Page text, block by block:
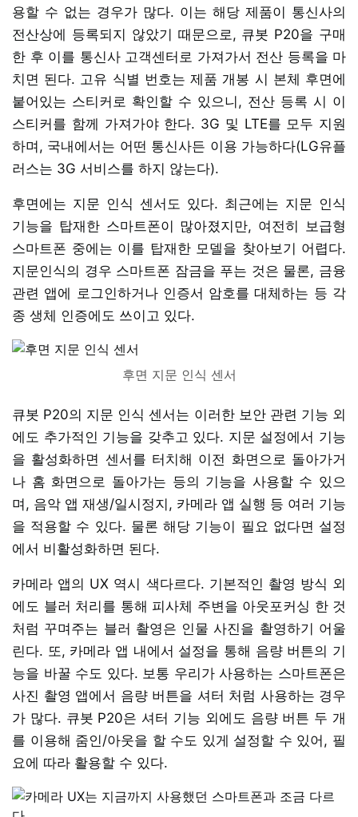
용할 수 없는 경우가 많다. 이는 해당 제품이 통신사의
전산상에 등록되지 않았기 때문으로, 큐봇 P20을 구매
한 후 이를 통신사 고객센터로 가져가서 전산 등록을 마
치면 된다. 고유 식별 번호는 제품 개봉 시 본체 후면에
붙어있는 스티커로 확인할 수 있으니, 전산 등록 시 이
스티커를 함께 가져가야 한다. 3G 및 LTE를 모두 지원
하며, 국내에서는 어떤 통신사든 이용 가능하다(LG유플
러스는 3G 서비스를 하지 않는다).
후면에는 지문 인식 센서도 있다. 최근에는 지문 인식
기능을 탑재한 스마트폰이 많아졌지만, 여전히 보급형
스마트폰 중에는 이를 탑재한 모델을 찾아보기 어렵다.
지문인식의 경우 스마트폰 잠금을 푸는 것은 물론, 금융
관련 앱에 로그인하거나 인증서 암호를 대체하는 등 각
종 생체 인증에도 쓰이고 있다.
후면 지문 인식 센서
큐봇 P20의 지문 인식 센서는 이러한 보안 관련 기능 외
에도 추가적인 기능을 갖추고 있다. 지문 설정에서 기능
을 활성화하면 센서를 터치해 이전 화면으로 돌아가거
나 홈 화면으로 돌아가는 등의 기능을 사용할 수 있으
며, 음악 앱 재생/일시정지, 카메라 앱 실행 등 여러 기능
을 적용할 수 있다. 물론 해당 기능이 필요 없다면 설정
에서 비활성화하면 된다.
카메라 앱의 UX 역시 색다르다. 기본적인 촬영 방식 외
에도 블러 처리를 통해 피사체 주변을 아웃포커싱 한 것
처럼 꾸며주는 블러 촬영은 인물 사진을 촬영하기 어울
린다. 또, 카메라 앱 내에서 설정을 통해 음량 버튼의 기
능을 바꿀 수도 있다. 보통 우리가 사용하는 스마트폰은
사진 촬영 앱에서 음량 버튼을 셔터 처럼 사용하는 경우
가 많다. 큐봇 P20은 셔터 기능 외에도 음량 버튼 두 개
를 이용해 줌인/아웃을 할 수도 있게 설정할 수 있어, 필
요에 따라 활용할 수 있다.